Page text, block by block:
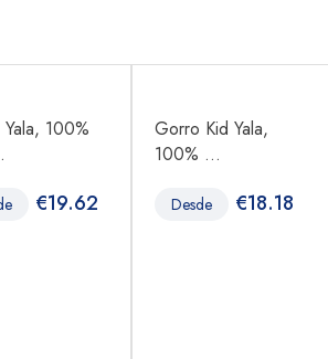
100%
€19.62
Gorro Kid Yala,
100% ...
Desde €18.18